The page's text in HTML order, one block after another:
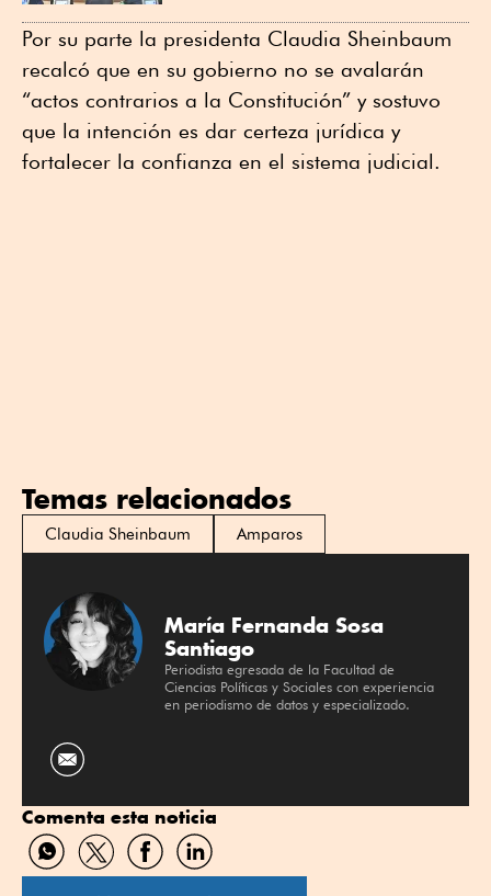
Por su parte la presidenta Claudia Sheinbaum
recalcó que en su gobierno no se avalarán
“actos contrarios a la Constitución” y sostuvo
que la intención es dar certeza jurídica y
fortalecer la confianza en el sistema judicial.
Temas relacionados
Claudia Sheinbaum Amparos
María Fernanda Sosa
Santiago
Periodista egresada de la Facultad de
Ciencias Políticas y Sociales con experiencia
en periodismo de datos y especializado.
Comenta esta noticia
Compartir
por
Compartir
por
Compartir
por
Compartir
por